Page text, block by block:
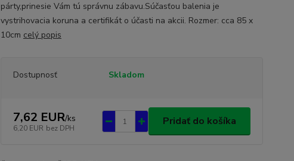
párty,prinesie Vám tú správnu zábavu.Súčasťou balenia je
vystrihovacia koruna a certifikát o účasti na akcii. Rozmer: cca 85 x
10cm celý popis
Dostupnosť Skladom
7,62 EUR/ks
6,20 EUR bez DPH
Pridať do košíka